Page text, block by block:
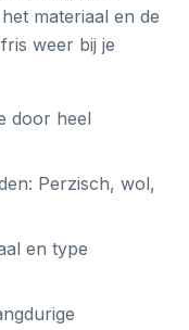
materiaal en de
weer bij je
door heel
Perzisch, wol,
en type